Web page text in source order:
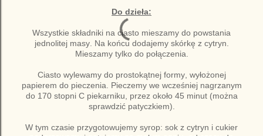
Do dzieła:
Wszystkie składniki na ciasto mieszamy do powstania
jednolitej masy. Na końcu dodajemy skórkę z cytryn.
Mieszamy tylko do połączenia.
Ciasto wylewamy do prostokątnej formy, wyłożonej
papierem do pieczenia. Pieczemy we wcześniej nagrzanym
do 170 stopni C piekarniku, przez około 45 minut (można
sprawdzić patyczkiem).
W tym czasie przygotowujemy syrop: sok z cytryn i cukier